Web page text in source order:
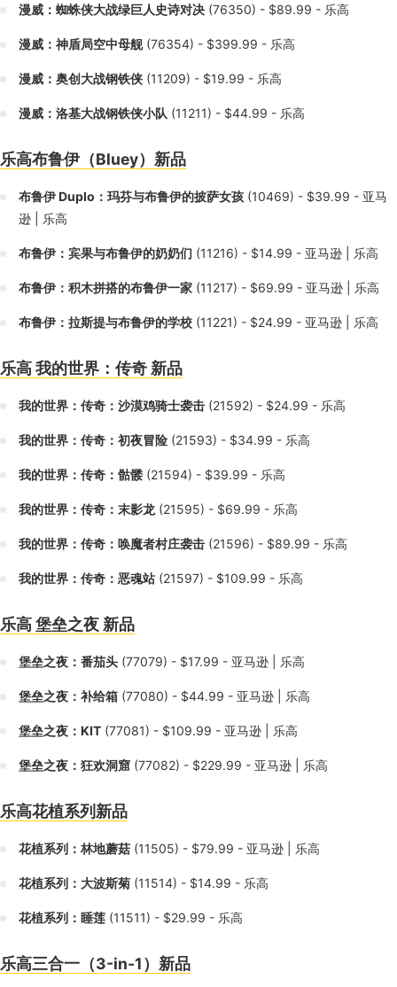
漫威：蜘蛛侠大战绿巨人史诗对决 (76350) - $89.99 - 乐高
漫威：神盾局空中母舰(76354) - $399.99 - 乐高
漫威：奥创大战钢铁侠 (11209) - $19.99 - 乐高
漫威：洛基大战钢铁侠小队 (11211) - $44.99 - 乐高
乐高布鲁伊（Bluey）新品
布鲁伊 Duplo：玛芬与布鲁伊的披萨女孩 (10469) - $39.99 - 亚马
逊 | 乐高
布鲁伊：宾果与布鲁伊的奶奶们 (11216) - $14.99 - 亚马逊 | 乐高
布鲁伊：积木拼搭的布鲁伊一家 (11217) - $69.99 - 亚马逊 | 乐高
布鲁伊：拉斯提与布鲁伊的学校 (11221) - $24.99 - 亚马逊 | 乐高
乐高 我的世界：传奇 新品
我的世界：传奇：沙漠鸡骑士袭击 (21592) - $24.99 - 乐高
我的世界：传奇：初夜冒险 (21593) - $34.99 - 乐高
我的世界：传奇：骷髅 (21594) - $39.99 - 乐高
我的世界：传奇：末影龙 (21595) - $69.99 - 乐高
我的世界：传奇：唤魔者村庄袭击 (21596) - $89.99 - 乐高
我的世界：传奇：恶魂站 (21597) - $109.99 - 乐高
乐高 堡垒之夜 新品
堡垒之夜：番茄头 (77079) - $17.99 - 亚马逊 | 乐高
堡垒之夜：补给箱 (77080) - $44.99 - 亚马逊 | 乐高
堡垒之夜：KIT (77081) - $109.99 - 亚马逊 | 乐高
堡垒之夜：狂欢洞窟 (77082) - $229.99 - 亚马逊 | 乐高
乐高花植系列新品
花植系列：林地蘑菇 (11505) - $79.99 - 亚马逊 | 乐高
花植系列：大波斯菊 (11514) - $14.99 - 乐高
花植系列：睡莲 (11511) - $29.99 - 乐高
乐高三合一（3-in-1）新品